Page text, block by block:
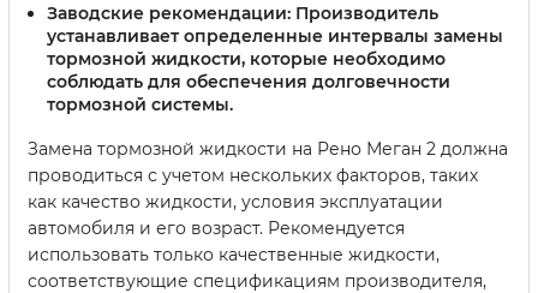
Заводские рекомендации: Производитель
устанавливает определенные интервалы замены
тормозной жидкости, которые необходимо
соблюдать для обеспечения долговечности
тормозной системы.
Замена тормозной жидкости на Рено Меган 2 должна
проводиться с учетом нескольких факторов, таких
как качество жидкости, условия эксплуатации
автомобиля и его возраст. Рекомендуется
использовать только качественные жидкости,
соответствующие спецификациям производителя,